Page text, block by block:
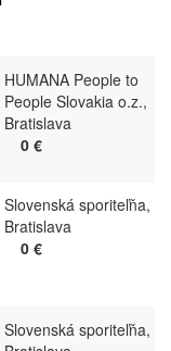
HUMANA People to
People Slovakia o.z.,
Bratislava
0 €
Slovenská sporiteľňa,
Bratislava
0 €
Slovenská sporiteľňa,